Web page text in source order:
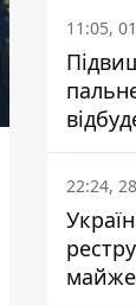
11:05,
22:24,
майже